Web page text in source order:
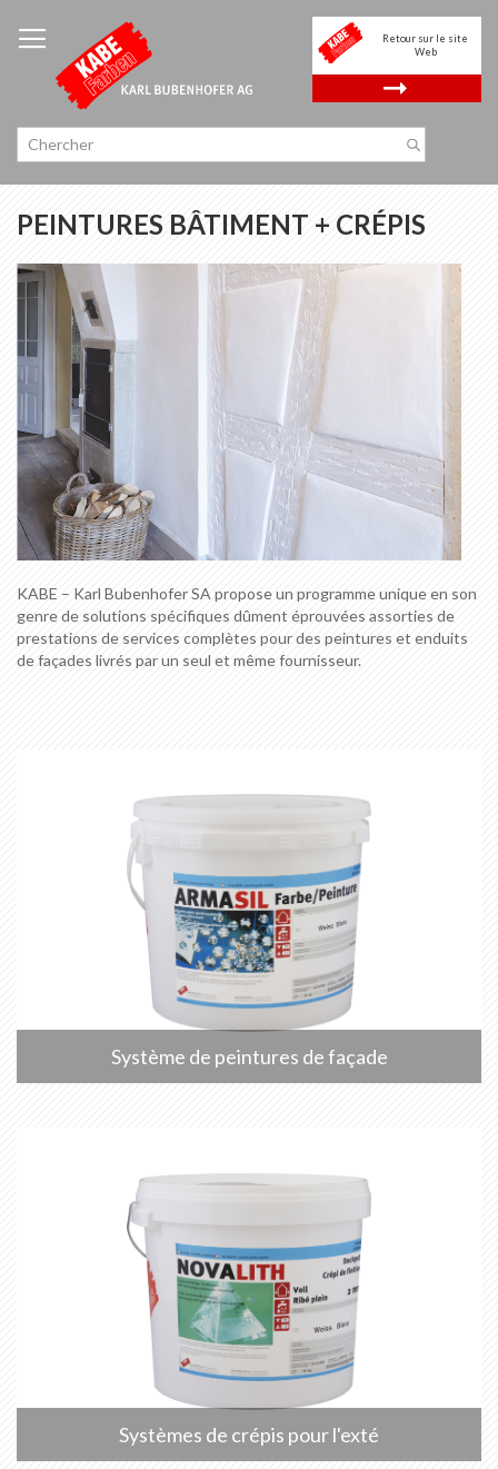
au
contenu
Retour sur le site
Web
.
PEINTURES BÂTIMENT + CRÉPIS
KABE – Karl Bubenhofer SA propose un programme unique en son
genre de solutions spécifiques dûment éprouvées assorties de
prestations de services complètes pour des peintures et enduits
de façades livrés par un seul et même fournisseur.
Système de peintures de façade
Systèmes de crépis pour l'exté